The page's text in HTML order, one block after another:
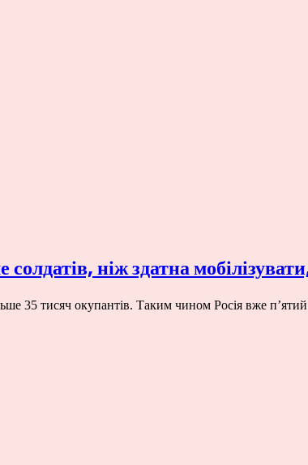
ніж здатна
35 тисяч окупантів. Таким чином Росія вже